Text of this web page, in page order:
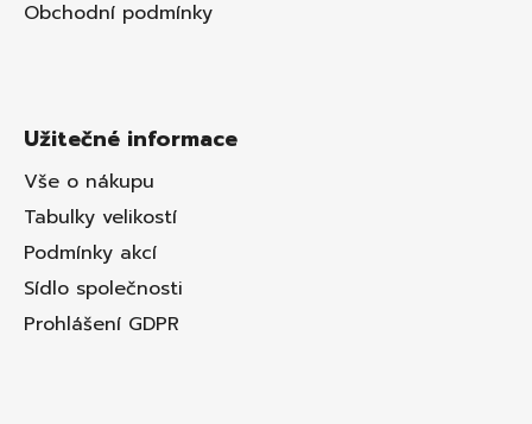
Obchodní podmínky
Užitečné informace
Vše o nákupu
Tabulky velikostí
Podmínky akcí
Sídlo společnosti
Prohlášení GDPR